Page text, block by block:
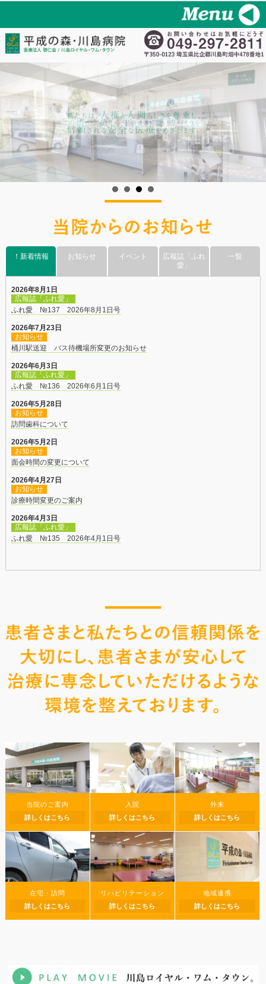
！新着情報
2026年8月1日
広報誌「ふれ愛」
ふれ愛 №137 2026年8月1日号
2026年7月23日
お知らせ
桶川駅送迎 バス待機場所変更のお知らせ
2026年6月3日
広報誌「ふれ愛」
ふれ愛 №136 2026年6月1日号
2026年5月28日
お知らせ
訪問歯科について
2026年5月2日
お知らせ
面会時間の変更について
2026年4月27日
お知らせ
診療時間変更のご案内
2026年4月3日
広報誌「ふれ愛」
ふれ愛 №135 2026年4月1日号
お知らせ
2026年5月2日
面会時間の変更について
2026年4月27日
診療時間変更のご案内
2025年12月3日
年末年始 休診のお知らせ
2025年12月3日
2025年度 年末年始の面会について
イベント
2020年1月6日
『獅子舞』が来院しました。
2019年12月18日
「クリスマス会２０１９」を開催しました。
2019年12月3日
「第29回 川島ロイヤル・ワム・タウン研究発表会」を開催いたしました。
2019年11月22日
敬老会のお知らせ
広報誌「ふれ
愛」
ふれ愛 №136 2026年6月1日号
2026年4月3日
ふれ愛 №135 2026年4月1日号
2026年2月3日
ふれ愛 №134 2026年2月1日号
2025年12月3日
ふれ愛 №133 2025年12月1日号
2025年10月2日
ふれ愛 №131 2025年8月1日号
一覧
当院のご案内
詳しくはこちら
入院
詳しくはこちら
外来
詳しくはこちら
在宅・訪問
詳しくはこちら
リハビリテーション
詳しくはこちら
地域連携
詳しくはこちら